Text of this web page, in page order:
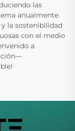
las
anualmente.
la sostenibilidad
con el medio
a